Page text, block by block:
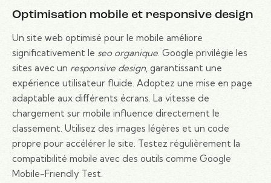
Optimisation mobile et responsive design
Un site web optimisé pour le mobile améliore
significativement le seo organique . Google privilégie les
sites avec un responsive design, garantissant une
expérience utilisateur fluide. Adoptez une mise en page
adaptable aux différents écrans. La vitesse de
chargement sur mobile influence directement le
classement. Utilisez des images légères et un code
propre pour accélérer le site. Testez régulièrement la
compatibilité mobile avec des outils comme Google
Mobile-Friendly Test.